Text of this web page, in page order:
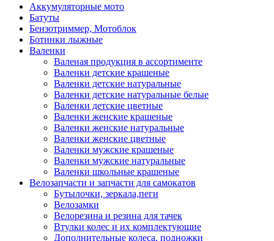
Аккумуляторные мото
Батуты
Бензотриммер, Мотоблок
Ботинки лыжные
Валенки
Валеная продукция в ассортименте
Валенки детские крашеные
Валенки детские натуральные
Валенки детские натуральные белые
Валенки детские цветные
Валенки женские крашеные
Валенки женские натуральные
Валенки женские цветные
Валенки мужские крашеные
Валенки мужские натуральные
Валенки школьные крашеные
Велозапчасти и запчасти для самокатов
Бутылочки, зеркала,пеги
Велозамки
Велорезина и резина для тачек
Втулки колес и их комплектующие
Дополнительные колеса, подножки